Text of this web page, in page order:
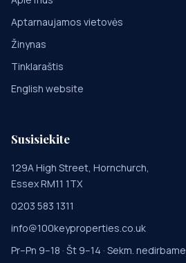
Aptarnaujamos vietovės
Žinynas
Tinklaraštis
English website
Susisiekite
129A High Street, Hornchurch,
Essex RM11 1TX
0203 583 1311
info@100keyproperties.co.uk
Pr–Pn 9–18 · Št 9–14 · Sekm. nedirbame